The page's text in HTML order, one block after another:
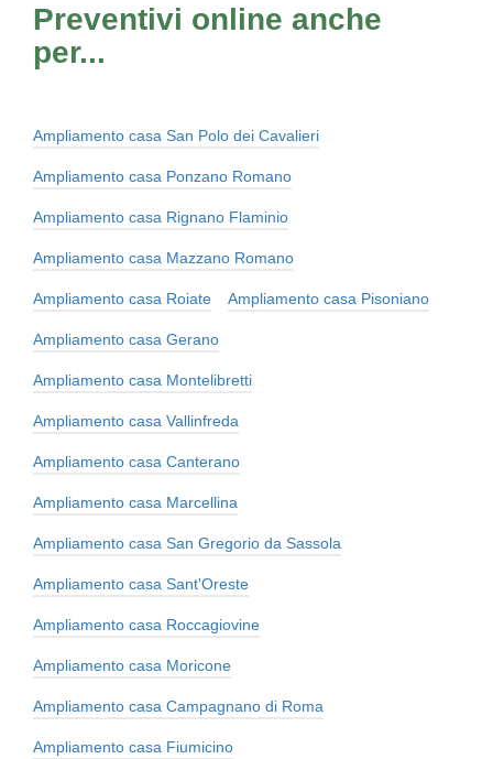
Preventivi online anche
per...
Ampliamento casa San Polo dei Cavalieri
Ampliamento casa Ponzano Romano
Ampliamento casa Rignano Flaminio
Ampliamento casa Mazzano Romano
Ampliamento casa Roiate Ampliamento casa Pisoniano
Ampliamento casa Gerano
Ampliamento casa Montelibretti
Ampliamento casa Vallinfreda
Ampliamento casa Canterano
Ampliamento casa Marcellina
Ampliamento casa San Gregorio da Sassola
Ampliamento casa Sant'Oreste
Ampliamento casa Roccagiovine
Ampliamento casa Moricone
Ampliamento casa Campagnano di Roma
Ampliamento casa Fiumicino